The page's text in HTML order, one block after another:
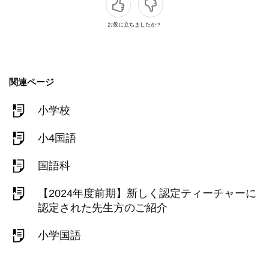
お役に立ちましたか？
関連ページ
小学校
小4国語
国語科
【2024年度前期】新しく認定ティーチャーに
認定された先生方のご紹介
小学国語